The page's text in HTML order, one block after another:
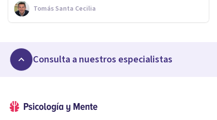
Tomás Santa Cecilia
Consulta a nuestros especialistas